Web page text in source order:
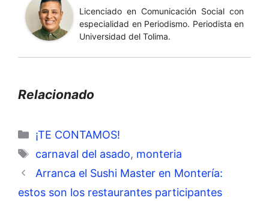
Licenciado en Comunicación Social con
especialidad en Periodismo. Periodista en
Universidad del Tolima.
Relacionado
Categorías
¡TE CONTAMOS!
Etiquetas
carnaval del asado, monteria
Arranca el Sushi Master en Montería:
estos son los restaurantes participantes